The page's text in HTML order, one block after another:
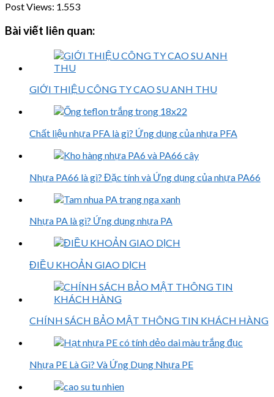
Post Views: 1.553
Bài viết liên quan:
GIỚI THIỆU CÔNG TY CAO SU ANH THU
Chất liệu nhựa PFA là gì? Ứng dụng của nhựa PFA
Nhựa PA66 là gì? Đặc tính và Ứng dụng của nhựa PA66
Nhựa PA là gì? Ứng dụng nhựa PA
ĐIỀU KHOẢN GIAO DỊCH
CHÍNH SÁCH BẢO MẬT THÔNG TIN KHÁCH HÀNG
Nhựa PE Là Gì? Và Ứng Dụng Nhựa PE